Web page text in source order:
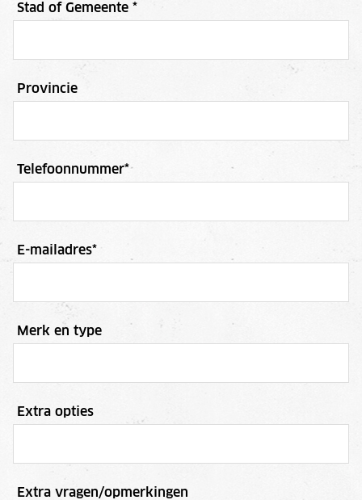
Stad of Gemeente *
Provincie
Telefoonnummer*
E-mailadres*
Merk en type
Extra opties
Extra vragen/opmerkingen